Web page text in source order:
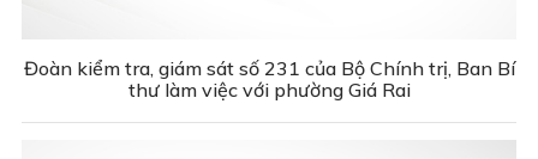
Đoàn kiểm tra, giám sát số 231 của Bộ Chính trị, Ban Bí
thư làm việc với phường Giá Rai